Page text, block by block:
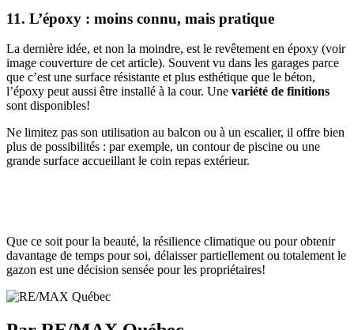
11. L’époxy : moins connu, mais pratique
La dernière idée, et non la moindre, est le revêtement en époxy (voir
image couverture de cet article). Souvent vu dans les garages parce
que c’est une surface résistante et plus esthétique que le béton,
l’époxy peut aussi être installé à la cour. Une variété de finitions
sont disponibles!
Ne limitez pas son utilisation au balcon ou à un escalier, il offre bien
plus de possibilités : par exemple, un contour de piscine ou une
grande surface accueillant le coin repas extérieur.
Que ce soit pour la beauté, la résilience climatique ou pour obtenir
davantage de temps pour soi, délaisser partiellement ou totalement le
gazon est une décision sensée pour les propriétaires!